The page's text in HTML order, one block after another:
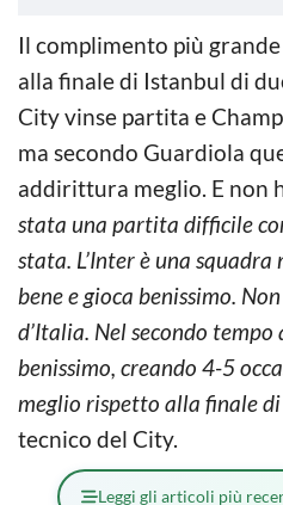
Il complimento più
alla finale di Istanbul di
City vinse partita e
ma secondo Guardiola
addirittura meglio. E non
stata una partita difficile
stata. L’Inter è una
bene e gioca benissimo.
d’Italia. Nel secondo
benissimo, creando 4-5
meglio rispetto alla finale
tecnico del City.
Leggi gli articoli più